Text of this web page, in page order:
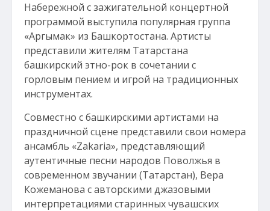
Набережной с зажигательной концертной
программой выступила популярная группа
«Аргымак» из Башкортостана. Артисты
представили жителям Татарстана
башкирский этно-рок в сочетании с
горловым пением и игрой на традиционных
инструментах.
Совместно с башкирскими артистами на
праздничной сцене представили свои номера
ансамбль «Zakaria», представляющий
аутентичные песни народов Поволжья в
современном звучании (Татарстан), Вера
Кожеманова с авторскими джазовыми
интерпретациями старинных чувашских